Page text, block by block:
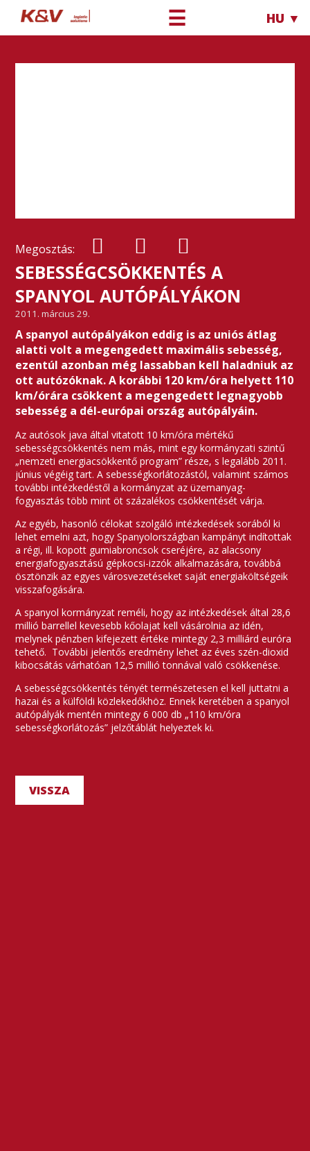
☰ HU ▼
Megosztás:
SEBESSÉGCSÖKKENTÉS A
SPANYOL AUTÓPÁLYÁKON
2011. március 29.
A spanyol autópályákon eddig is az uniós átlag
alatti volt a megengedett maximális sebesség,
ezentúl azonban még lassabban kell haladniuk az
ott autózóknak. A korábbi 120 km/óra helyett 110
km/órára csökkent a megengedett legnagyobb
sebesség a dél-európai ország autópályáin.
Az autósok java által vitatott 10 km/óra mértékű
sebességcsökkentés nem más, mint egy kormányzati szintű
„nemzeti energiacsökkentő program” része, s legalább 2011.
június végéig tart. A sebességkorlátozástól, valamint számos
további intézkedéstől a kormányzat az üzemanyag-
fogyasztás több mint öt százalékos csökkentését várja.
Az egyéb, hasonló célokat szolgáló intézkedések sorából ki
lehet emelni azt, hogy Spanyolországban kampányt indítottak
a régi, ill. kopott gumiabroncsok cseréjére, az alacsony
energiafogyasztású gépkocsi-izzók alkalmazására, továbbá
ösztönzik az egyes városvezetéseket saját energiaköltségeik
visszafogására.
A spanyol kormányzat reméli, hogy az intézkedések által 28,6
millió barrellel kevesebb kőolajat kell vásárolnia az idén,
melynek pénzben kifejezett értéke mintegy 2,3 milliárd euróra
tehető. További jelentős eredmény lehet az éves szén-dioxid
kibocsátás várhatóan 12,5 millió tonnával való csökkenése.
A sebességcsökkentés tényét természetesen el kell juttatni a
hazai és a külföldi közlekedőkhöz. Ennek keretében a spanyol
autópályák mentén mintegy 6 000 db „110 km/óra
sebességkorlátozás” jelzőtáblát helyeztek ki.
VISSZA